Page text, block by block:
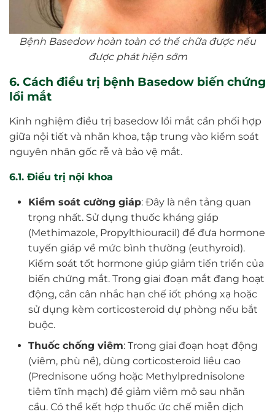
Bệnh Basedow hoàn toàn có thể chữa được nếu
được phát hiện sớm
6. Cách điều trị bệnh Basedow biến chứng
lồi mắt
Kinh nghiệm điều trị basedow lồi mắt cần phối hợp
giữa nội tiết và nhãn khoa, tập trung vào kiểm soát
nguyên nhân gốc rễ và bảo vệ mắt.
6.1. Điều trị nội khoa
Kiểm soát cường giáp: Đây là nền tảng quan
trọng nhất. Sử dụng thuốc kháng giáp
(Methimazole, Propylthiouracil) để đưa hormone
tuyến giáp về mức bình thường (euthyroid).
Kiểm soát tốt hormone giúp giảm tiến triển của
biến chứng mắt. Trong giai đoạn mắt đang hoạt
động, cần cân nhắc hạn chế iốt phóng xạ hoặc
sử dụng kèm corticosteroid dự phòng nếu bắt
buộc.
Thuốc chống viêm: Trong giai đoạn hoạt động
(viêm, phù nề), dùng corticosteroid liều cao
(Prednisone uống hoặc Methylprednisolone
tiêm tĩnh mạch) để giảm viêm mô sau nhãn
cầu. Có thể kết hợp thuốc ức chế miễn dịch